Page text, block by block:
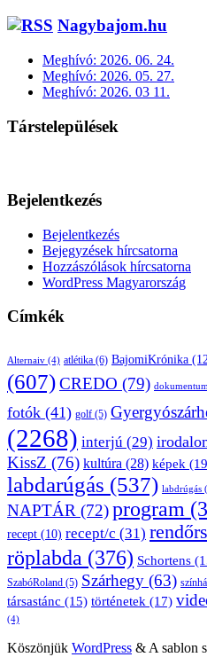
Nagybajom.hu
Meghívó: 2026. 06. 24.
Meghívó: 2026. 05. 27.
Meghívó: 2026. 03 11.
Társtelepülések
Bejelentkezés
Bejelentkezés
Bejegyzések hírcsatorna
Hozzászólások hírcsatorna
WordPress Magyarország
Címkék
Alternaiv (4) atlétika (6) BajomiKrónika
(607)CREDO (79)
fotók (41) golf (5)
(2268) interjú (29)
KissZ (76) kultúra (28) képek
labdarúgás (537) labdrúgás
NAPTÁR (72)program
recept (10) recept/c (31)
röplabda (376) Schortens
SzabóRoland (5) Szárhegy (63)
társastánc (15) történetek (17)
(4)
Köszönjük WordPress & A sablon